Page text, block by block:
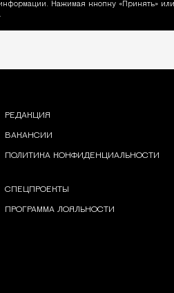
Нажимая кнопку «Принять»
РЕДАКЦИЯ
ВАКАНСИИ
ПОЛИТИКА КОНФИДЕНЦИАЛЬНОСТИ
СПЕЦПРОЕКТЫ
ПРОГРАММА ЛОЯЛЬНОСТИ